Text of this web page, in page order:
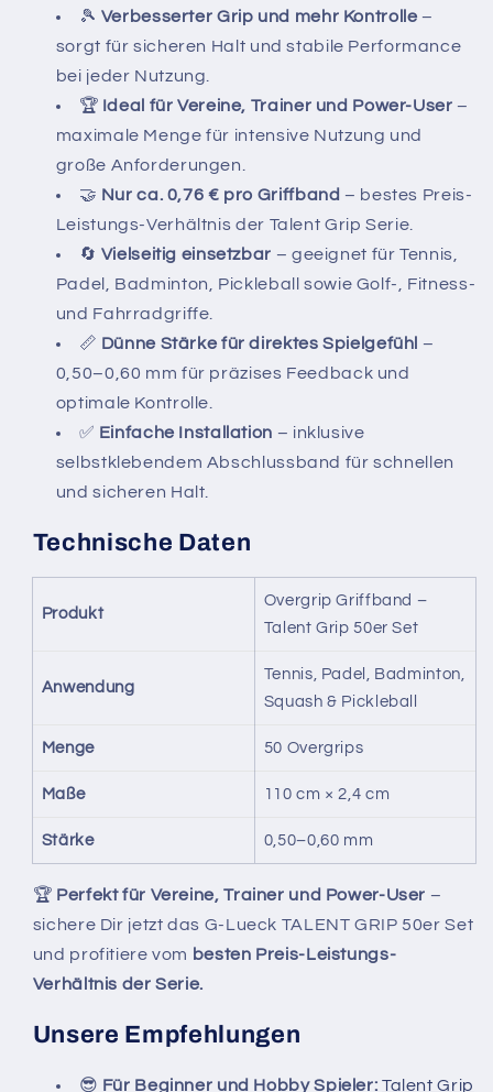
🎾 Verbesserter Grip und mehr Kontrolle –
sorgt für sicheren Halt und stabile Performance
bei jeder Nutzung.
🏆 Ideal für Vereine, Trainer und Power-User –
maximale Menge für intensive Nutzung und
große Anforderungen.
🤝 Nur ca. 0,76 € pro Griffband – bestes Preis-
Leistungs-Verhältnis der Talent Grip Serie.
🔄 Vielseitig einsetzbar – geeignet für Tennis,
Padel, Badminton, Pickleball sowie Golf-, Fitness-
und Fahrradgriffe.
📏 Dünne Stärke für direktes Spielgefühl –
0,50–0,60 mm für präzises Feedback und
optimale Kontrolle.
✅ Einfache Installation – inklusive
selbstklebendem Abschlussband für schnellen
und sicheren Halt.
Technische Daten
Produkt
Overgrip Griffband –
Talent Grip 50er Set
Anwendung
Tennis, Padel, Badminton,
Squash & Pickleball
Menge 50 Overgrips
Maße 110 cm × 2,4 cm
Stärke 0,50–0,60 mm
🏆 Perfekt für Vereine, Trainer und Power-User –
sichere Dir jetzt das G-Lueck TALENT GRIP 50er Set
und profitiere vom besten Preis-Leistungs-
Verhältnis der Serie.
Unsere Empfehlungen
😎 Für Beginner und Hobby Spieler: Talent Grip